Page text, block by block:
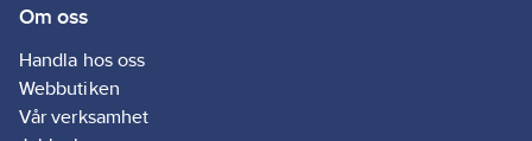
att även mindre
upptäckas snabbt.
Systemet kan enkelt
byggas ut genom att
Om oss
Handla hos oss
Webbutiken
Vår verksamhet